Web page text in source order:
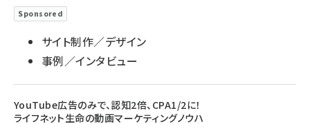
Sponsored
サイト制作／デザイン
事例／インタビュー
YouTube広告のみで、認知2倍、CPA1/2に！
ライフネット生命の動画マーケティングノウハ